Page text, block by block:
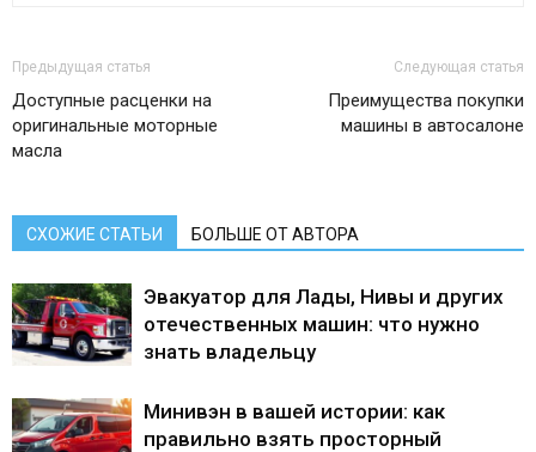
Предыдущая статья
Доступные расценки на
оригинальные моторные
масла
Следующая статья
Преимущества покупки
машины в автосалоне
СХОЖИЕ СТАТЬИ БОЛЬШЕ ОТ АВТОРА
Эвакуатор для Лады, Нивы и других
отечественных машин: что нужно
знать владельцу
Минивэн в вашей истории: как
правильно взять просторный